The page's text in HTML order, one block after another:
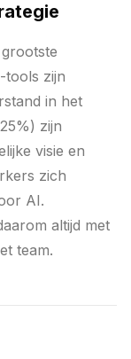
tools zijn
in het
zijn
visie en
zich
AI.
altijd met
team.